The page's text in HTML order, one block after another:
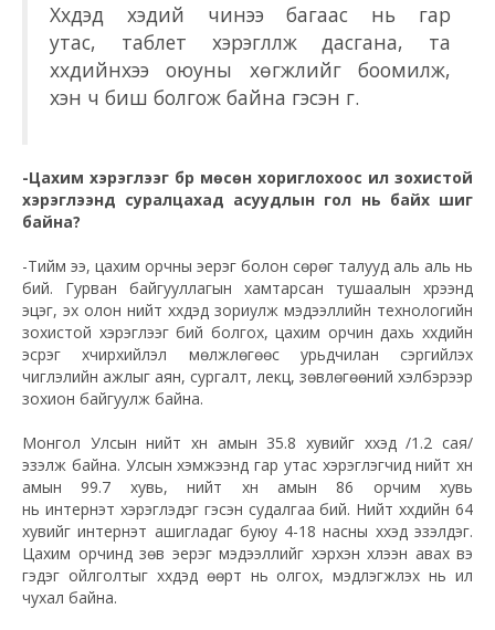
Хүүхдэд хэдий чинээ багаас нь гар
утас, таблет хэрэглүүлж дасгана, та
хүүхдийнхээ оюуны хөгжлийг боомилж,
хэн ч биш болгож байна гэсэн үг.
-Цахим хэрэглээг бүр мөсөн хориглохоос илүү зохистой
хэрэглээнд суралцахад асуудлын гол нь байх шиг
байна?
-Тийм ээ, цахим орчны эерэг болон сөрөг талууд аль аль нь
бий. Гурван байгууллагын хамтарсан тушаалын хүрээнд
эцэг, эх олон нийт хүүхдэд зориулж мэдээллийн технологийн
зохистой хэрэглээг бий болгох, цахим орчин дахь хүүхдийн
эсрэг хүчирхийлэл мөлжлөгөөс урьдчилан сэргийлэх
чиглэлийн ажлыг аян, сургалт, лекц, зөвлөгөөний хэлбэрээр
зохион байгуулж байна.
Монгол Улсын нийт хүн амын 35.8 хувийг хүүхэд /1.2 сая/
эзэлж байна. Улсын хэмжээнд гар утас хэрэглэгчид нийт хүн
амын 99.7 хувь, нийт хүн амын 86 орчим хувь
нь интернэт хэрэглэдэг гэсэн судалгаа бий. Нийт хүүхдийн 64
хувийгинтернэт ашигладаг буюу 4-18 насны хүүхэд эзэлдэг.
Цахим орчинд зөв эерэг мэдээллийг хэрхэн хүлээн авах вэ
гэдэг ойлголтыг хүүхдэд өөрт нь олгох,мэдлэгжүүлэх нь илүү
чухал байна.